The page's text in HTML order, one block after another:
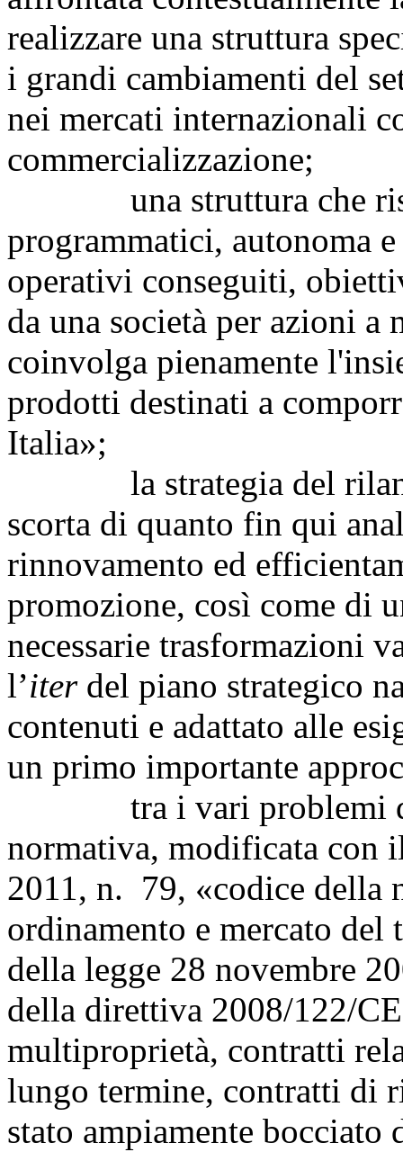
realizzare una struttura
i grandi cambiamenti del
nei mercati internazionali
commercializzazione;
una struttura che
programmatici, autonoma
operativi conseguiti,
da una società per azioni a
coinvolga pienamente
prodotti destinati a
Italia»;
la strategia del
scorta di quanto fin qui
rinnovamento ed
promozione, così come di
necessarie trasformazioni
l’iterdel piano strategico
contenuti e adattato alle
un primo importante
tra i vari problemi del
normativa, modificata con
2011, n. 79, «codice della
ordinamento e mercato
della legge 28 novembre
della direttiva 2008/122/
multiproprietà, contratti
lungo termine, contratti di
stato ampiamente